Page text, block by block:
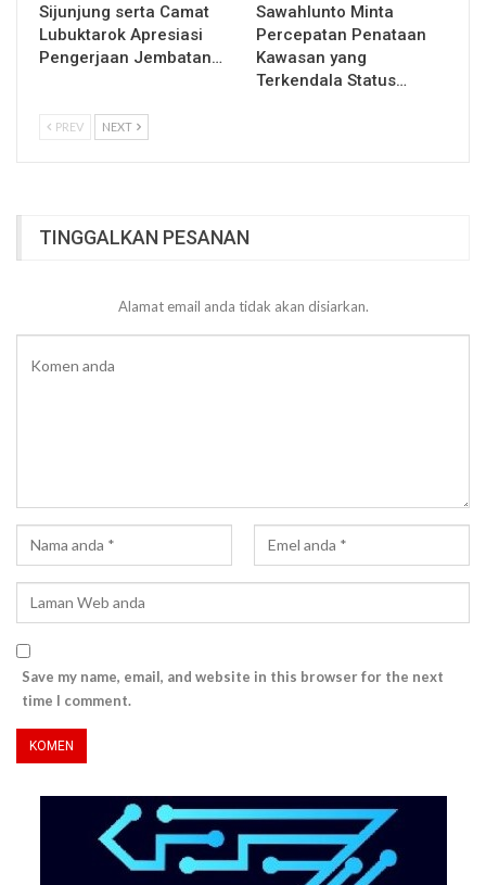
Sijunjung serta Camat
Lubuktarok Apresiasi
Pengerjaan Jembatan…
Sawahlunto Minta
Percepatan Penataan
Kawasan yang
Terkendala Status…
PREV NEXT
TINGGALKAN PESANAN
Alamat email anda tidak akan disiarkan.
Save my name, email, and website in this browser for the next
time I comment.